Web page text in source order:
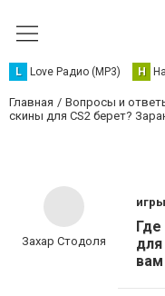
L Love Радио (MP3) Н
Главная Вопросы и
скины для CS2 берет?
Захар Стодоля
для